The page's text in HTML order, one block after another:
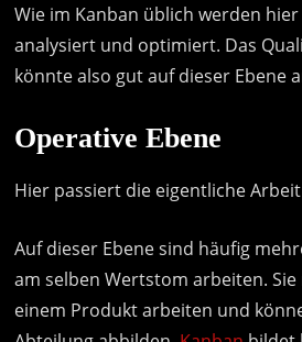
Wie im Kanban üblich werden
analysiert und optimiert. Das
könnte also gut auf dieser Ebene
Operative Ebene
Hier passiert die eigentliche
Auf dieser Ebene sind häufig
am selben Wertstom arbeiten.
einem Produkt arbeiten und